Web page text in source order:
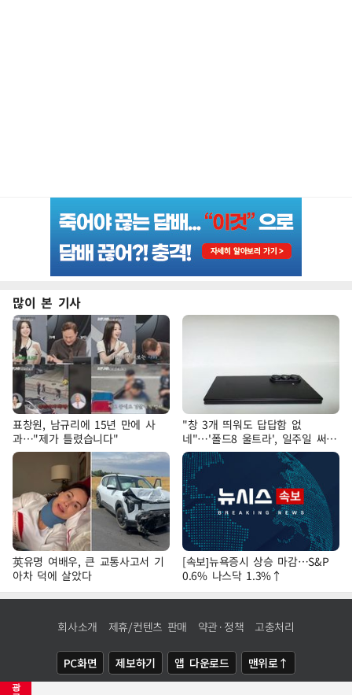
광
많이 본 기사
표창원, 남규리에 15년 만에 사
과…"제가 틀렸습니다"
"창 3개 띄워도 답답함 없
네"…'폴드8 울트라', 일주일 써보
니
英유명 여배우, 큰 교통사고서 기
아차 덕에 살았다
[속보]뉴욕증시 상승 마감…S&P
0.6% 나스닥 1.3%↑
회사소개 제휴/컨텐츠 판매 약관·정책 고충처리
PC화면 제보하기 앱 다운로드 맨위로↑